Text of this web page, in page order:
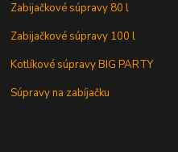
Zabijačkové súpravy 80 l
Zabijačkové súpravy 100 l
Kotlíkové súpravy BIG PARTY
Súpravy na zabíjačku